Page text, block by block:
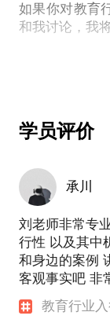
如果你对教育
和我讨论，我
学员评价
承川
刘老师非常专
行性 以及其中
和身边的案例
客观事实吧 非
教育行业